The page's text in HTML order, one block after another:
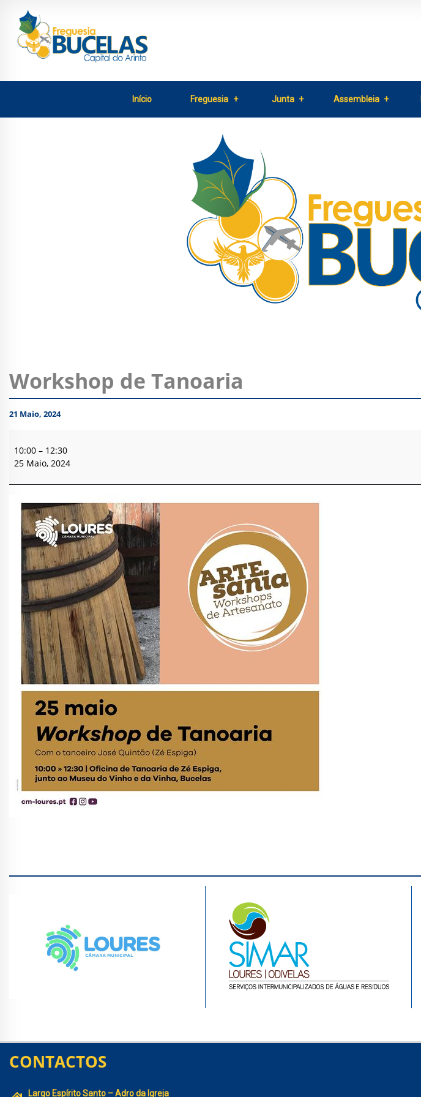
Início Freguesia Junta Assembleia
Workshop de Tanoaria
21 Maio, 2024
de
Tanoaria
10:00 – 12:30
25 Maio, 2024
CONTACTOS
Largo Espírito Santo – Adro da Igreja